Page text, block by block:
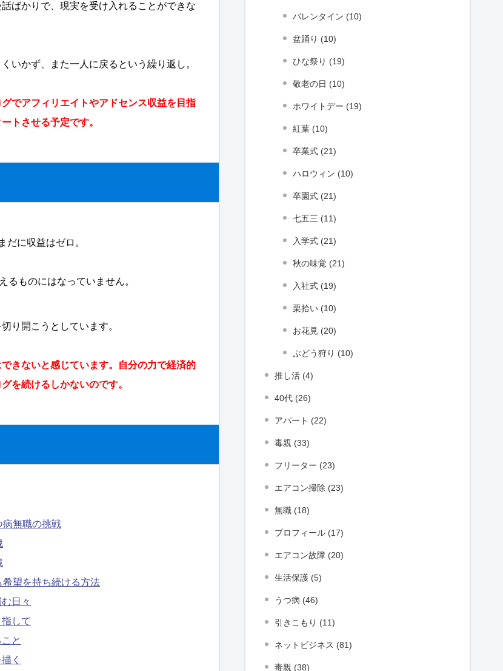
ばかりで、現実を受け入れることができな
いかず、また一人に戻るという繰り返し。
でアフィリエイトやアドセンス収益を目指
トさせる予定です。
だに収益はゼロ。
るものにはなっていません。
り開こうとしています。
きないと感じています。自分の力で経済的
を続けるしかないのです。
病無職の挑戦
望を持ち続ける方法
日々
して
と
く
バレンタイン (10)
盆踊り (10)
ひな祭り (19)
敬老の日 (10)
ホワイトデー (19)
紅葉 (10)
卒業式 (21)
ハロウィン (10)
卒園式 (21)
七五三 (11)
入学式 (21)
秋の味覚 (21)
入社式 (19)
栗拾い (10)
お花見 (20)
ぶどう狩り (10)
推し活 (4)
40代 (26)
アパート (22)
毒親 (33)
フリーター (23)
エアコン掃除 (23)
無職 (18)
プロフィール (17)
エアコン故障 (20)
生活保護 (5)
うつ病 (46)
引きこもり (11)
ネットビジネス (81)
毒親 (38)